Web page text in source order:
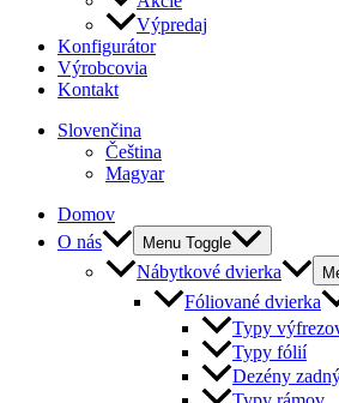
Výpredaj
Konfigurátor
Výrobcovia
Kontakt
Slovenčina
Čeština
Magyar
Domov
O nás
Menu Toggle
Nábytkové dvierka
Fóliované dvierka
Typy
Typy fólií
Dezény